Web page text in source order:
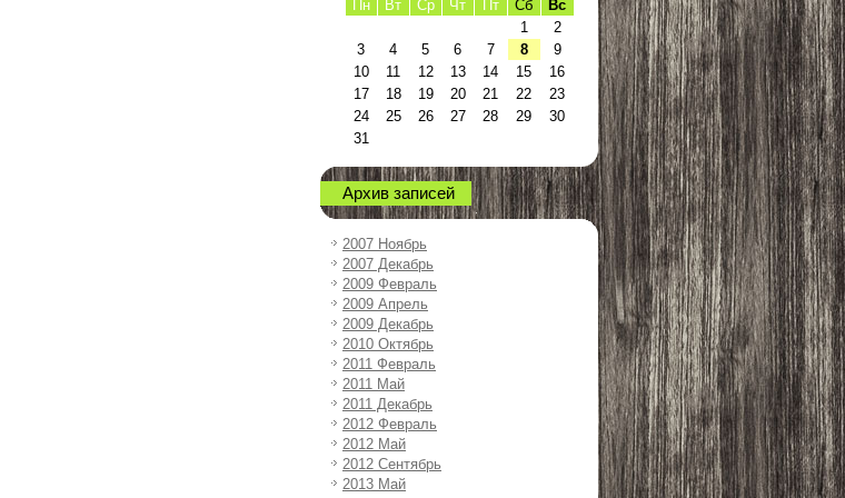
Пн Вт Ср Чт Пт Сб
Вс
1
2
3
4 5 6 7 8
9
10
11 12 13 14 15
16
17
18 19 20 21 22
23
24
25 26 27 28 29
30
31
Архив записей
2007 Ноябрь
2007 Декабрь
2009 Февраль
2009 Апрель
2009 Декабрь
2010 Октябрь
2011 Февраль
2011 Май
2011 Декабрь
2012 Февраль
2012 Май
2012 Сентябрь
2013 Май